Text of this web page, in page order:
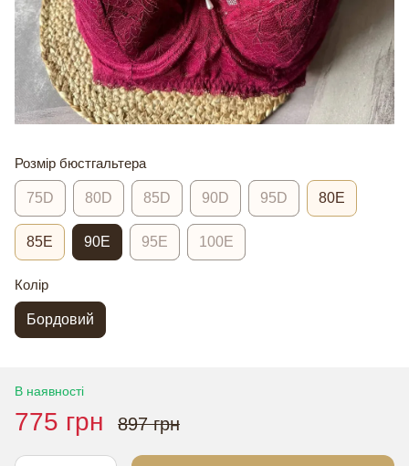
Розмір бюстгальтера
75D 80D 85D 90D 95D 80E
85E 90E 95E 100E
Колір
Бордовий
В наявності
775 грн 897 грн